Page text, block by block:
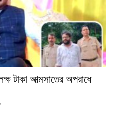
টাকা আত্মসাতের অপরাধে